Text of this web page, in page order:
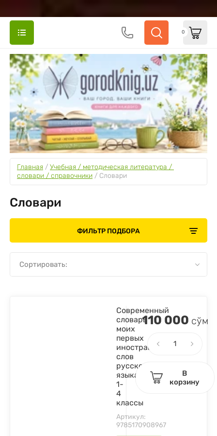
0
Главная / Учебная / методическая литература /
словари / справочники / Словари
Словари
ФИЛЬТР ПОДБОРА
Сортировать:
Современный
словарь
моих
первых
иностранных
слов
русского
языка.
1-
4
классы
Артикул:
9785170908967
110 000 сўм
В
корзину